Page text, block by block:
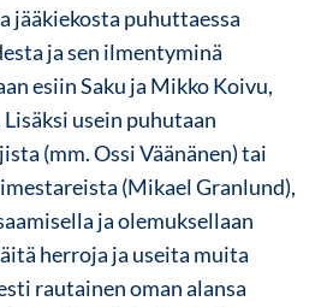
jääkiekosta puhuttaessa
ja sen ilmentyminä
esiin Saku ja Mikko Koivu,
usein puhutaan
(mm. Ossi Väänänen) tai
(Mikael Granlund),
ja olemuksellaan
herroja ja useita muita
rautainen oman alansa